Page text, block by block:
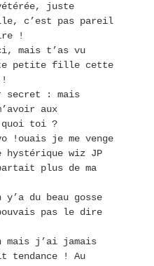
juste
c’est pas pareil
!
mais t’as vu
petite fille cette
secret : mais
aux
quoi toi ?
!ouais je me venge
hystérique wiz JP
plus de ma
du beau gosse
pas le dire
mais j’ai jamais
tendance ! Au